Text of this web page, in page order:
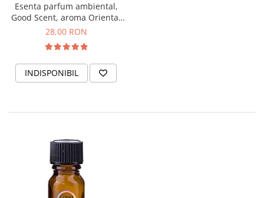
Esenta parfum ambiental,
Good Scent, aroma Oriental
Amber, 20 g
28,00 RON
INDISPONIBIL